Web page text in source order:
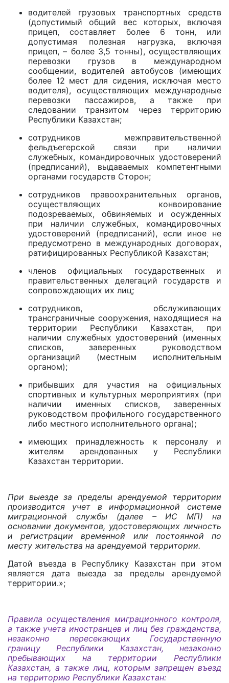
водителей грузовых транспортных средств
(допустимый общий вес которых, включая
прицеп, составляет более 6 тонн, или
допустимая полезная нагрузка, включая
прицеп, – более 3,5 тонны), осуществляющих
перевозки грузов в международном
сообщении, водителей автобусов (имеющих
более 12 мест для сидения, исключая место
водителя), осуществляющих международные
перевозки пассажиров, а также при
следовании транзитом через территорию
Республики Казахстан;
сотрудников межправительственной
фельдъегерской связи при наличии
служебных, командировочных удостоверений
(предписаний), выдаваемых компетентными
органами государств Сторон;
сотрудников правоохранительных органов,
осуществляющих конвоирование
подозреваемых, обвиняемых и осужденных
при наличии служебных, командировочных
удостоверений (предписаний), если иное не
предусмотрено в международных договорах,
ратифицированных Республикой Казахстан;
членов официальных государственных и
правительственных делегаций государств и
сопровождающих их лиц;
сотрудников, обслуживающих
трансграничные сооружения, находящиеся на
территории Республики Казахстан, при
наличии служебных удостоверений (именных
списков, заверенных руководством
организаций (местным исполнительным
органом);
прибывших для участия на официальных
спортивных и культурных мероприятиях (при
наличии именных списков, заверенных
руководством профильного государственного
либо местного исполнительного органа);
имеющих принадлежность к персоналу и
жителям арендованных у Республики
Казахстан территории.
При выезде за пределы арендуемой территории
производится учет в информационной системе
миграционной службы (далее – ИС МП) на
основании документов, удостоверяющих личность
и регистрации временной или постоянной по
месту жительства на арендуемой территории.
Датой въезда в Республику Казахстан при этом
является дата выезда за пределы арендуемой
территории.»;
Правила осуществления миграционного контроля,
а также учета иностранцев и лиц без гражданства,
незаконно пересекающих Государственную
границу Республики Казахстан, незаконно
пребывающих на территории Республики
Казахстан, а также лиц, которым запрещен въезд
на территорию Республики Казахстан: